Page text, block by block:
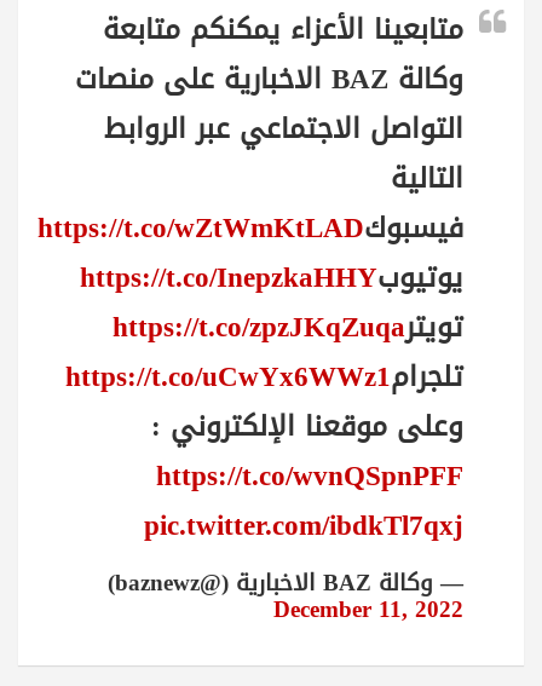
متابعينا الأعزاء يمكنكم متابعة
وكالة BAZ الاخبارية على منصات
التواصل الاجتماعي عبر الروابط
التالية
فيسبوكhttps://t.co/wZtWmKtLAD
يوتيوبhttps://t.co/InepzkaHHY
تويترhttps://t.co/zpzJKqZuqa
تلجرامhttps://t.co/uCwYx6WWz1
وعلى موقعنا الإلكتروني :
https://t.co/wvnQSpnPFF
pic.twitter.com/ibdkTl7qxj
— وكالة BAZ الاخبارية (@baznewz)
December 11, 2022